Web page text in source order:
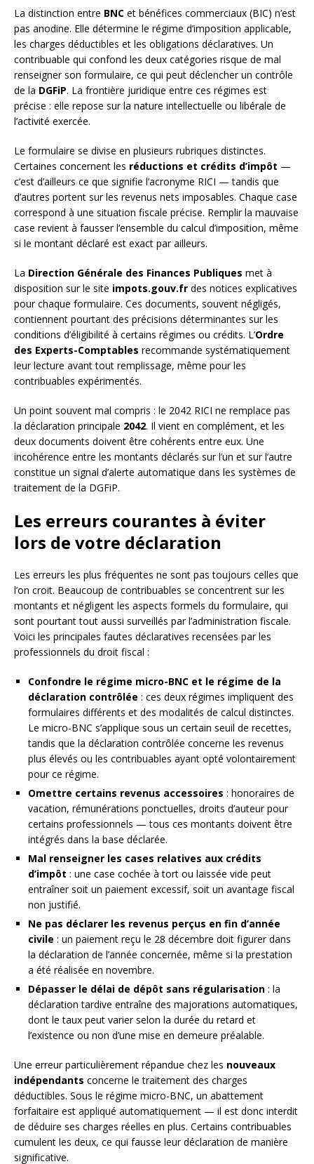
La distinction entre BNC et bénéfices commerciaux (BIC) n’est
pas anodine. Elle détermine le régime d’imposition applicable,
les charges déductibles et les obligations déclaratives. Un
contribuable qui confond les deux catégories risque de mal
renseigner son formulaire, ce qui peut déclencher un contrôle
de la DGFiP. La frontière juridique entre ces régimes est
précise : elle repose sur la nature intellectuelle ou libérale de
l’activité exercée.
Le formulaire se divise en plusieurs rubriques distinctes.
Certaines concernent les réductions et crédits d’impôt —
c’est d’ailleurs ce que signifie l’acronyme RICI — tandis que
d’autres portent sur les revenus nets imposables. Chaque case
correspond à une situation fiscale précise. Remplir la mauvaise
case revient à fausser l’ensemble du calcul d’imposition, même
si le montant déclaré est exact par ailleurs.
La Direction Générale des Finances Publiques met à
disposition sur le site impots.gouv.fr des notices explicatives
pour chaque formulaire. Ces documents, souvent négligés,
contiennent pourtant des précisions déterminantes sur les
conditions d’éligibilité à certains régimes ou crédits. L’Ordre
des Experts-Comptables recommande systématiquement
leur lecture avant tout remplissage, même pour les
contribuables expérimentés.
Un point souvent mal compris : le 2042 RICI ne remplace pas
la déclaration principale 2042. Il vient en complément, et les
deux documents doivent être cohérents entre eux. Une
incohérence entre les montants déclarés sur l’un et sur l’autre
constitue un signal d’alerte automatique dans les systèmes de
traitement de la DGFiP.
Les erreurs courantes à éviter
lors de votre déclaration
Les erreurs les plus fréquentes ne sont pas toujours celles que
l’on croit. Beaucoup de contribuables se concentrent sur les
montants et négligent les aspects formels du formulaire, qui
sont pourtant tout aussi surveillés par l’administration fiscale.
Voici les principales fautes déclaratives recensées par les
professionnels du droit fiscal :
Confondre le régime micro-BNC et le régime de la
déclaration contrôlée : ces deux régimes impliquent des
formulaires différents et des modalités de calcul distinctes.
Le micro-BNC s’applique sous un certain seuil de recettes,
tandis que la déclaration contrôlée concerne les revenus
plus élevés ou les contribuables ayant opté volontairement
pour ce régime.
Omettre certains revenus accessoires : honoraires de
vacation, rémunérations ponctuelles, droits d’auteur pour
certains professionnels — tous ces montants doivent être
intégrés dans la base déclarée.
Mal renseigner les cases relatives aux crédits
d’impôt : une case cochée à tort ou laissée vide peut
entraîner soit un paiement excessif, soit un avantage fiscal
non justifié.
Ne pas déclarer les revenus perçus en fin d’année
civile : un paiement reçu le 28 décembre doit figurer dans
la déclaration de l’année concernée, même si la prestation
a été réalisée en novembre.
Dépasser le délai de dépôt sans régularisation : la
déclaration tardive entraîne des majorations automatiques,
dont le taux peut varier selon la durée du retard et
l’existence ou non d’une mise en demeure préalable.
Une erreur particulièrement répandue chez les nouveaux
indépendants concerne le traitement des charges
déductibles. Sous le régime micro-BNC, un abattement
forfaitaire est appliqué automatiquement — il est donc interdit
de déduire ses charges réelles en plus. Certains contribuables
cumulent les deux, ce qui fausse leur déclaration de manière
significative.